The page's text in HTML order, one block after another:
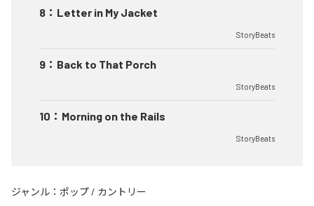
8 ： Letter in My Jacket
StoryBeats
9 ： Back to That Porch
StoryBeats
10 ： Morning on the Rails
StoryBeats
ジャンル： ポップ / カントリー